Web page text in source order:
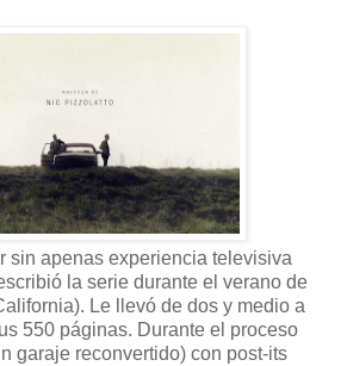
sin apenas experiencia televisiva
la serie durante el verano de
Le llevó de dos y medio a
550 páginas. Durante el proceso
garaje reconvertido) con post-its